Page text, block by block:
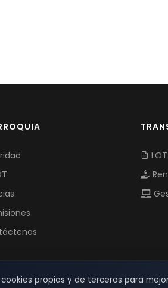
propias y de terceros para